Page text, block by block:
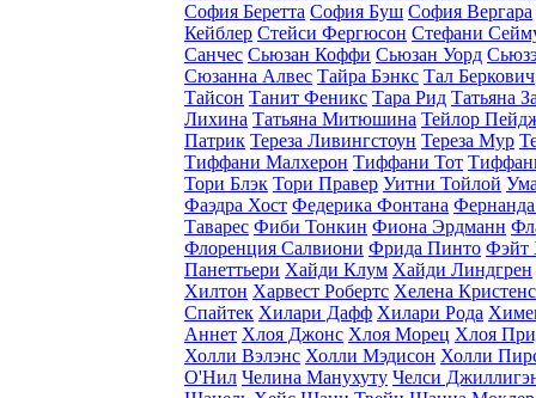
София Беретта София Буш София Вергара
Кейблер Стейси Фергюсон Стефани
Санчес Сьюзан Коффи Сьюзан Уорд
Сюзанна Алвес Тайра Бэнкс Тал Беркович
Тайсон Танит Феникс Тара Рид Татьяна
Лихина Татьяна Митюшина Тейлор
Патрик Тереза Ливингстоун Тереза Мур
Тиффани Малхерон Тиффани Тот
Тори Блэк Тори Правер Уитни Тойлой
Фаэдра Хост Федерика Фонтана
Таварес Фиби Тонкин Фиона Эрдманн
Флоренция Салвиони Фрида Пинто Фэйт
Панеттьери Хайди Клум Хайди Линдгрен
Хилтон Харвест Робертс Хелена
Спайтек Хилари Дафф Хилари Рода
Аннет Хлоя Джонс Хлоя Морец Хлоя
Холли Вэлэнс Холли Мэдисон Холли
O'Нил Челина Манухуту Челси